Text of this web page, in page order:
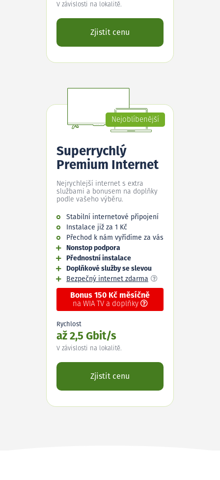
V závislosti na lokalitě.
Zjistit cenu
Nejoblíbenější
Superrychlý
Premium Internet
Nejrychlejší internet s extra
službami a bonusem na doplňky
podle vašeho výběru.
Stabilní internetové připojení
Instalace již za 1 Kč
Přechod k nám vyřídíme za vás
Nonstop podpora
Přednostní instalace
Doplňkové služby se slevou
Bezpečný internet zdarma
Bonus 150 Kč měsíčně
na WIA TV a doplňky
Rychlost
až 2,5 Gbit/s
V závislosti na lokalitě.
Zjistit cenu